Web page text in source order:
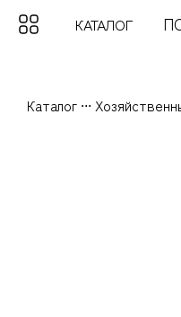
КАТАЛОГ
Каталог ...